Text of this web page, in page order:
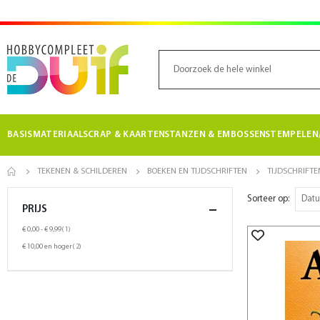
BASISMATERIAALSCRAP & KAARTENSTANZEN & EMBOSSEN
TEKENEN & SCHILDEREN BOEKEN EN TIJDSCHRIFTEN
Sorteer op
PRIJS
€ 0,00-€ 9,99 1product
€ 10,00en hoger 2product